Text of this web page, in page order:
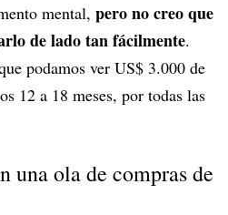
mental, pero no creo que
de lado tan fácilmente.
podamos ver US$ 3.000 de
12 a 18 meses, por todas las
una ola de compras de